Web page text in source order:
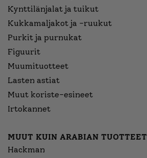
Kynttilänjalat ja tuikut
Kukkamaljakot ja -ruukut
Purkit ja purnukat
Figuurit
Muumituotteet
Lasten astiat
Muut koriste-esineet
Irtokannet
MUUT KUIN ARABIAN TUOTTEET
Hackman